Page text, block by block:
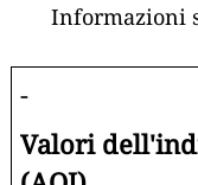
Informazioni
-
Valori